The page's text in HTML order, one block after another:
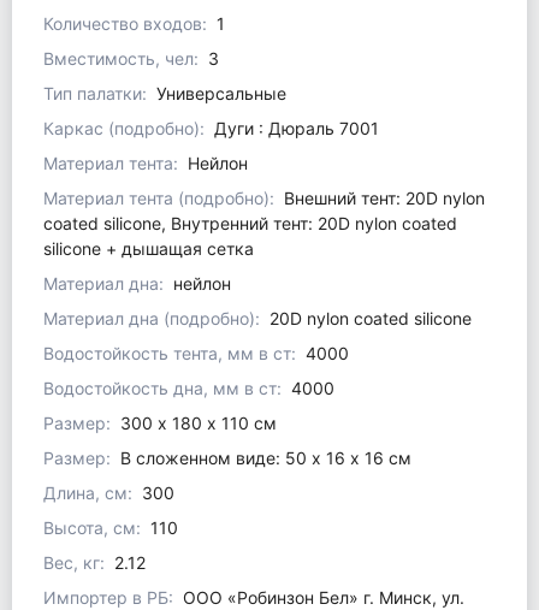
Количество входов: 1
Вместимость, чел: 3
Тип палатки: Универсальные
Каркас (подробно): Дуги : Дюраль 7001
Материал тента: Нейлон
Материал тента (подробно): Внешний тент: 20D nylon
coated silicone, Внутренний тент: 20D nylon coated
silicone + дышащая сетка
Материал дна: нейлон
Материал дна (подробно): 20D nylon coated silicone
Водостойкость тента, мм в ст: 4000
Водостойкость дна, мм в ст: 4000
Размер: 300 х 180 х 110 см
Размер: В сложенном виде: 50 х 16 х 16 см
Длина, см: 300
Высота, см: 110
Вес, кг: 2.12
Импортер в РБ: ООО «Робинзон Бел» г. Минск, ул.